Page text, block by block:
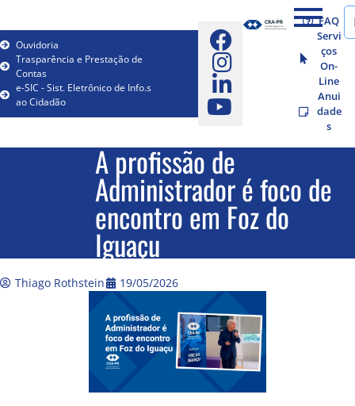
Ouvidoria
Trasparência e Prestação de
Contas
e-SIC - Sist. Eletrônico de Info.s
ao Cidadão
FAQ
Servi
ços
On-
Line
Anui
dade
s
A profissão de
Administrador é foco de
encontro em Foz do
Iguaçu
Thiago Rothstein 19/05/2026